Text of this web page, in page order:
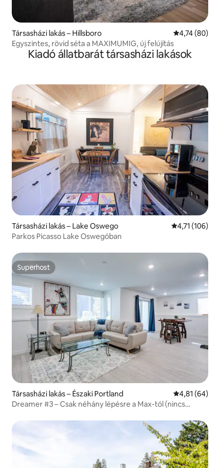
Társasházi lakás – Hillsboro Átlagos
4,74 (80)
Egyszintes, rövid séta a MAXIMUMIG, új felújítás
Kiadó állatbarát társasházi lakások
Társasházi lakás – Lake Oswego Átlagos
4,71 (106)
Parkos Picasso Lake Oswegóban
Superhost
Superhost
Társasházi lakás – Északi Portland Átlagos
4,81 (64)
Dreamer #3 – Csak néhány lépésre a Max-tól (nincs